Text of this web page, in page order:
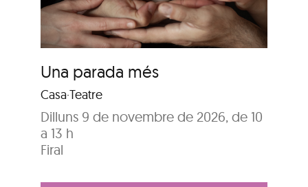
Una parada més
Casa·Teatre
Dilluns 9 de novembre de 2026, de 10
a 13 h
Firal